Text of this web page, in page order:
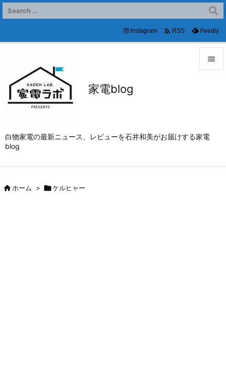
家電blog
白物家電の最新ニュース、レビューを石井和美がお届けする家電
blog


前へ
次へ
Instagram  RSS Feedly
ホーム > ケルヒャー